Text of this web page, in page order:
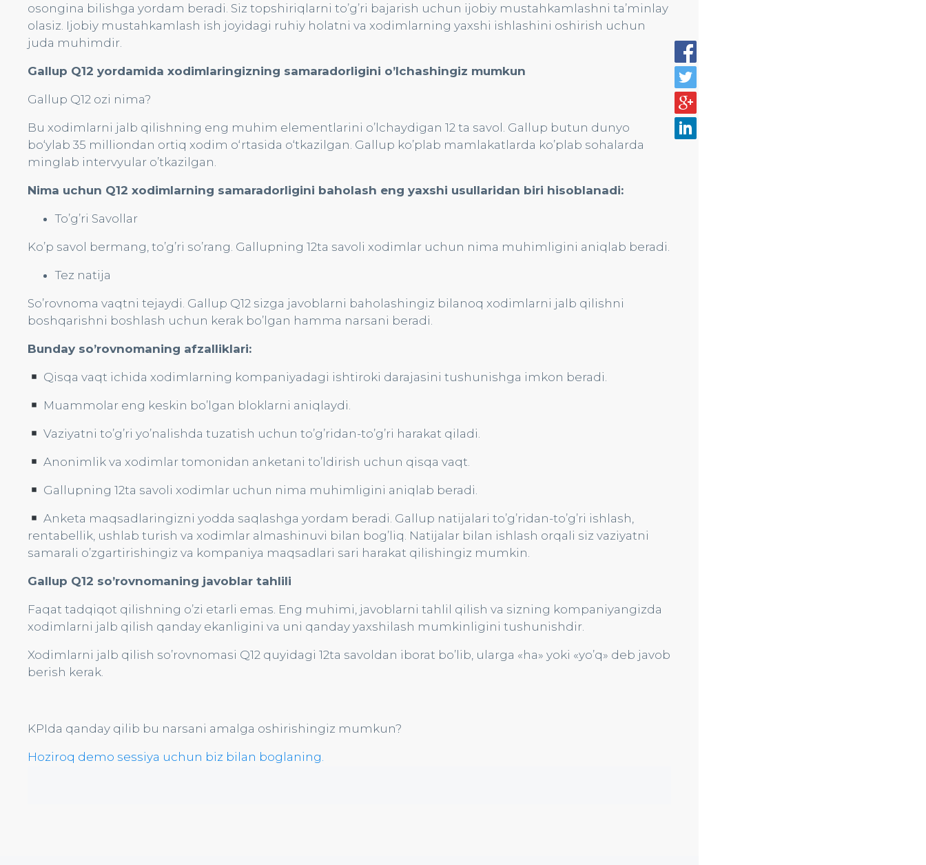
osongina bilishga yordam beradi. Siz topshiriqlarni to’g’ri bajarish uchun ijobiy mustahkamlashni ta’minlay
olasiz. Ijobiy mustahkamlash ish joyidagi ruhiy holatni va xodimlarning yaxshi ishlashini oshirish uchun
juda muhimdir.
Gallup Q12 yordamida xodimlaringizning samaradorligini o’lchashingiz mumkun
Gallup Q12 ozi nima?
Bu xodimlarni jalb qilishning eng muhim elementlarini o’lchaydigan 12 ta savol. Gallup butun dunyo
bo‘ylab 35 milliondan ortiq xodim o‘rtasida o‘tkazilgan. Gallup ko’plab mamlakatlarda ko’plab sohalarda
minglab intervyular o’tkazilgan.
Nima uchun Q12 xodimlarning samaradorligini baholash eng yaxshi usullaridan biri hisoblanadi:
To’g’ri Savollar
Ko’p savol bermang, to’g’ri so’rang. Gallupning 12ta savoli xodimlar uchun nima muhimligini aniqlab beradi.
Tez natija
So’rovnoma vaqtni tejaydi. Gallup Q12 sizga javoblarni baholashingiz bilanoq xodimlarni jalb qilishni
boshqarishni boshlash uchun kerak bo’lgan hamma narsani beradi.
Bunday so’rovnomaning afzalliklari:
Qisqa vaqt ichida xodimlarning kompaniyadagi ishtiroki darajasini tushunishga imkon beradi.
Muammolar eng keskin bo’lgan bloklarni aniqlaydi.
Vaziyatni to’g’ri yo’nalishda tuzatish uchun to’g’ridan-to’g’ri harakat qiladi.
Anonimlik va xodimlar tomonidan anketani to’ldirish uchun qisqa vaqt.
Gallupning 12ta savoli xodimlar uchun nima muhimligini aniqlab beradi.
Anketa maqsadlaringizni yodda saqlashga yordam beradi. Gallup natijalari to’g’ridan-to’g’ri ishlash,
rentabellik, ushlab turish va xodimlar almashinuvi bilan bog’liq. Natijalar bilan ishlash orqali siz vaziyatni
samarali o’zgartirishingiz va kompaniya maqsadlari sari harakat qilishingiz mumkin.
Gallup Q12 so’rovnomaning javoblar tahlili
Faqat tadqiqot qilishning o’zi etarli emas. Eng muhimi, javoblarni tahlil qilish va sizning kompaniyangizda
xodimlarni jalb qilish qanday ekanligini va uni qanday yaxshilash mumkinligini tushunishdir.
Xodimlarni jalb qilish so’rovnomasi Q12 quyidagi 12ta savoldan iborat bo’lib, ularga «ha» yoki «yo’q» deb javob
berish kerak.
KPIda qanday qilib bu narsani amalga oshirishingiz mumkun?
Hoziroq demo sessiya uchun biz bilan boglaning.